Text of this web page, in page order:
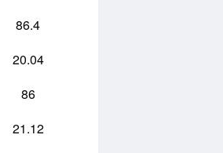
86.4
20.04
86
21.12